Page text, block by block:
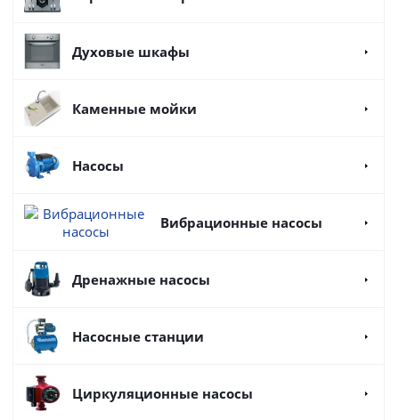
Духовые шкафы
Каменные мойки
Насосы
Вибрационные насосы
Дренажные насосы
Насосные станции
Циркуляционные насосы